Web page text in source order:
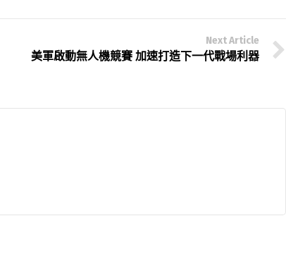
Next Article
美軍啟動無人機競賽 加速打造下一代戰場利器